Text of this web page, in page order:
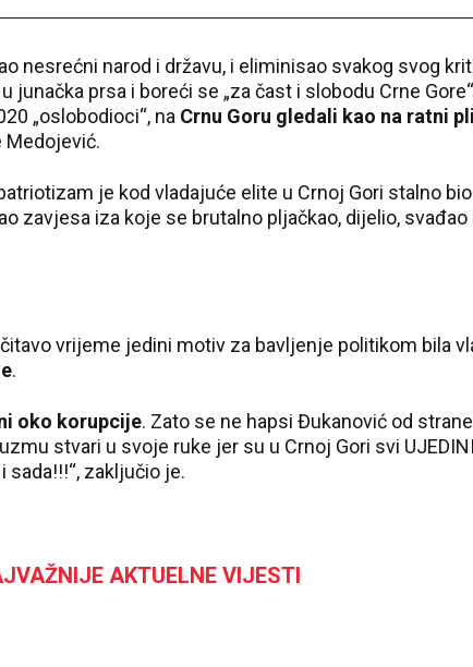
nesrećni narod i državu, i eliminisao svakog svog
junačka prsa i boreći se „za čast i slobodu Crne
„oslobodioci“, na Crnu Goru gledali kao na ratni
Medojević.
je kod vladajuće elite u Crnoj Gori stalno bio
zavjesa iza koje se brutalno pljačkao, dijelio, svađao
vrijeme jedini motiv za bavljenje politikom bila
.
oko korupcije. Zato se ne hapsi Đukanović od
stvari u svoje ruke jer su u Crnoj Gori svi
sada!!!“, zaključio je.
AKTUELNE VIJESTI